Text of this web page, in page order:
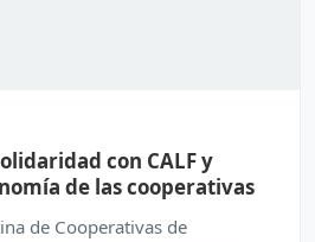
con CALF y
de las cooperativas
de Cooperativas de